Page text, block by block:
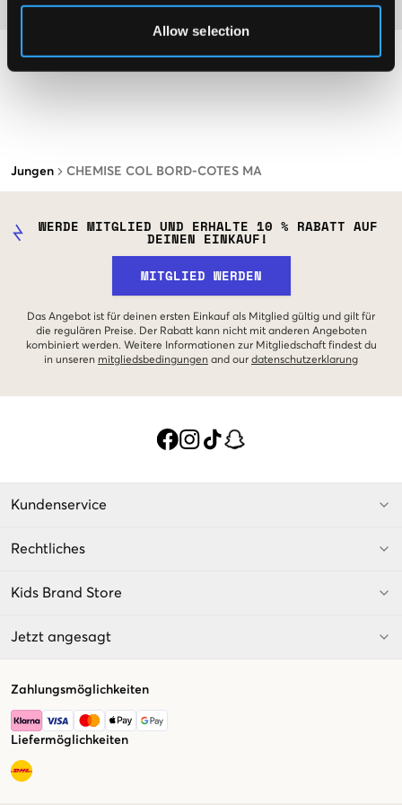
Allow selection
Jungen CHEMISE COL BORD-COTES MA
Material
WERDE MITGLIED UND ERHALTE 10 % RABATT AUF
DEINEN EINKAUF!
MITGLIED WERDEN
Das Angebot ist für deinen ersten Einkauf als Mitglied gültig und gilt für
die regulären Preise. Der Rabatt kann nicht mit anderen Angeboten
kombiniert werden. Weitere Informationen zur Mitgliedschaft findest du
in unseren mitgliedsbedingungen and our datenschutzerklarung
Kundenservice
Rechtliches
Kids Brand Store
Jetzt angesagt
Zahlungsmöglichkeiten
Liefermöglichkeiten